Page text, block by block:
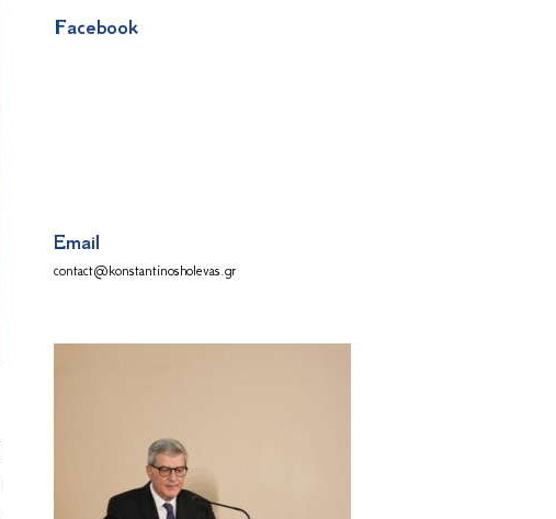
Facebook
Email
contact@konstantinosholevas.gr